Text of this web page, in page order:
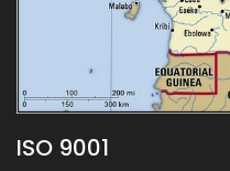
ISO 9001